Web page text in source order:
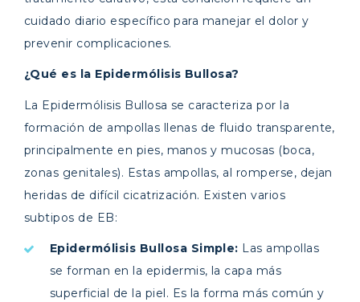
cuidado diario específico para manejar el dolor y
prevenir complicaciones.
¿Qué es la Epidermólisis Bullosa?
La Epidermólisis Bullosa se caracteriza por la
formación de ampollas llenas de fluido transparente,
principalmente en pies, manos y mucosas (boca,
zonas genitales). Estas ampollas, al romperse, dejan
heridas de difícil cicatrización. Existen varios
subtipos de EB:
Epidermólisis Bullosa Simple: Las ampollas
se forman en la epidermis, la capa más
superficial de la piel. Es la forma más común y